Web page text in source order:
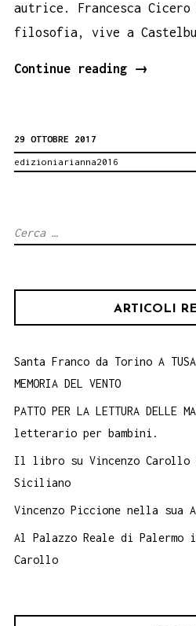
autrice. Francesca
filosofia, vive a
Continue reading
sabato
Sottana
→
29 OTTOBRE 2017
edizioniarianna2016
Ricerca
ARTICOLI
Santa Franco da Torino A TUSA
MEMORIA DEL VENTO
PATTO PER LA LETTURA DELLE
letterario per bambini.
Il libro su Vincenzo Carollo
Siciliano
Vincenzo Piccione nella sua
Al Palazzo Reale di
Carollo